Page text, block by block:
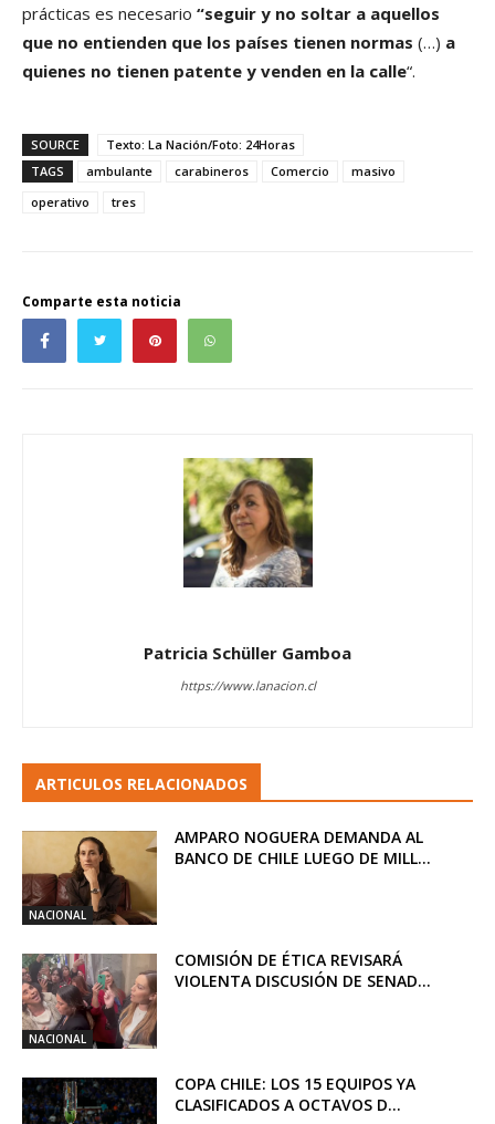
prácticas es necesario “seguir y no soltar a aquellos
que no entienden que los países tienen normas (…) a
quienes no tienen patente y venden en la calle“.
SOURCE
Texto: La Nación/Foto: 24Horas
TAGS
ambulante carabineros Comercio
masivo
operativo
tres
Comparte esta noticia
Patricia Schüller Gamboa
https://www.lanacion.cl
ARTICULOS RELACIONADOS
NACIONAL
AMPARO NOGUERA DEMANDA AL
BANCO DE CHILE LUEGO DE MILL...
NACIONAL
COMISIÓN DE ÉTICA REVISARÁ
VIOLENTA DISCUSIÓN DE SENAD...
COPA CHILE: LOS 15 EQUIPOS YA
CLASIFICADOS A OCTAVOS D...